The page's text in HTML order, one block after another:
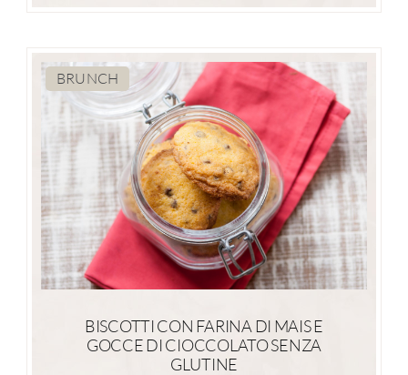
BRUNCH
BISCOTTI CON FARINA DI MAIS E
GOCCE DI CIOCCOLATO SENZA
GLUTINE